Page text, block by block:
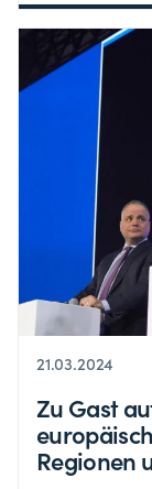
21.03.2024
Zu Gast
Regionen